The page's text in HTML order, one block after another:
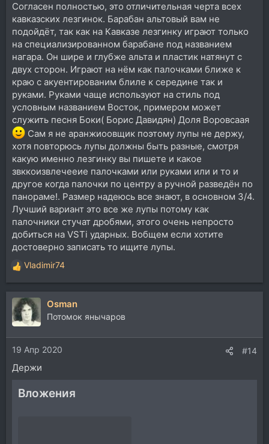
Согласен полностью, это отличительная черта всех
кавказских лезгинок. Барабан альтовый вам не
подойдёт, так как на Кавказе лезгинку играют только
на специализированном барабане под названием
нагара. Он шире и глубже альта и пластик натянут с
двух сторон. Играют на нём как палочками ближе к
краю с акуентированим блиле к середине так и
руками. Руками чаще используют на стиль под
условным названием Восток, примером может
служить песня Боки( Борис Давидян) Доля Воровсаая
Сам я не аранжиоовщик поэтому лупы не держу,
хотя повторюсь лупы должны быть разные, смотря
какую именно лезгинку вы пишете и какое
звккоизвлечееие палочками или руками или и то и
другое когда палочки по центру а ручной разведён по
панораме!. Размер надеюсь все знают, в основном 3/4.
Лучший вариант это все же лупы потому как
палочники стучат дробями, этого очень непросто
добиться на VSTi ударных. Вобщем если хотите
достоверно записать то ищите лупы.
Р
е
а
к
ц
и
и
:
Vladimir74
Osman
Потомок янычаров
19 Апр 2020 #14
Держи
Вложения